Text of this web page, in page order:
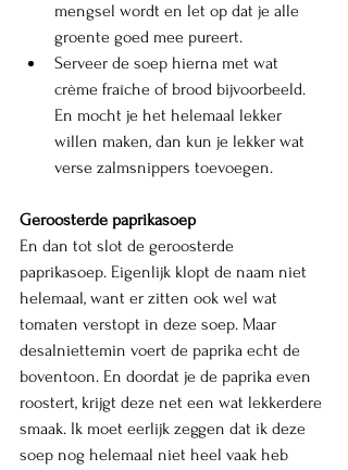
mengsel wordt en let op dat je alle
groente goed mee pureert.
Serveer de soep hierna met wat
crème fraîche of brood bijvoorbeeld.
En mocht je het helemaal lekker
willen maken, dan kun je lekker wat
verse zalmsnippers toevoegen.
Geroosterde paprikasoep
En dan tot slot de geroosterde
paprikasoep. Eigenlijk klopt de naam niet
helemaal, want er zitten ook wel wat
tomaten verstopt in deze soep. Maar
desalniettemin voert de paprika echt de
boventoon. En doordat je de paprika even
roostert, krijgt deze net een wat lekkerdere
smaak. Ik moet eerlijk zeggen dat ik deze
soep nog helemaal niet heel vaak heb